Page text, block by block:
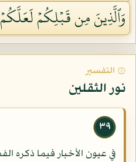
وَٱلَّذِينَ مِن قَبۡلِكُمۡ لَعَلَّكُمۡ
۞ التفسير
نور الثقلين
٣٩
في عيون الأخبار فيما ذكره